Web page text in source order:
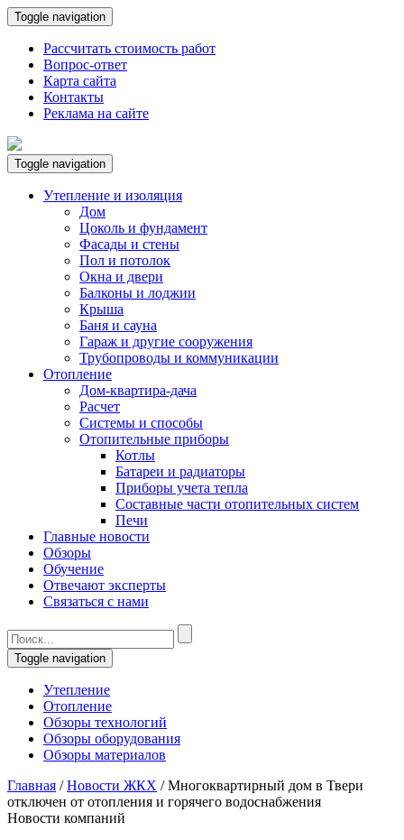
Toggle navigation
Рассчитать стоимость работ
Вопрос-ответ
Карта сайта
Контакты
Реклама на сайте
Toggle navigation
Утепление и изоляция
Дом
Цоколь и фундамент
Фасады и стены
Пол и потолок
Окна и двери
Балконы и лоджии
Крыша
Баня и сауна
Гараж и другие сооружения
Трубопроводы и коммуникации
Отопление
Дом-квартира-дача
Расчет
Системы и способы
Отопительные приборы
Котлы
Батареи и радиаторы
Приборы учета тепла
Составные части отопительных систем
Печи
Главные новости
Обзоры
Обучение
Отвечают эксперты
Связаться с нами
Toggle navigation
Утепление
Отопление
Обзоры технологий
Обзоры оборудования
Обзоры материалов
Главная /Новости ЖКХ /Многоквартирный дом в Твери
отключен от отопления и горячего водоснабжения
Новости компаний